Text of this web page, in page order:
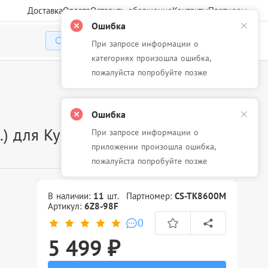
ДоставкаОплатаОставить обращениеКонтактыПартнеры
Избранное Корзина
для Kyocera Mita FS-
В наличии: 11 шт. Партномер:CS-TK8600M
Артикул: 6Z8-98F
0
5 499 ₽
Ошибка
При запросе информации о
категориях произошла ошибка,
пожалуйста попробуйте позже
Ошибка
При запросе информации о
приложении произошла ошибка,
пожалуйста попробуйте позже